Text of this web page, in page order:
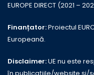
EUROPE DIRECT (2021 –
Finanțator:Proiectul
Europeană.
Disclaimer:UE nu este